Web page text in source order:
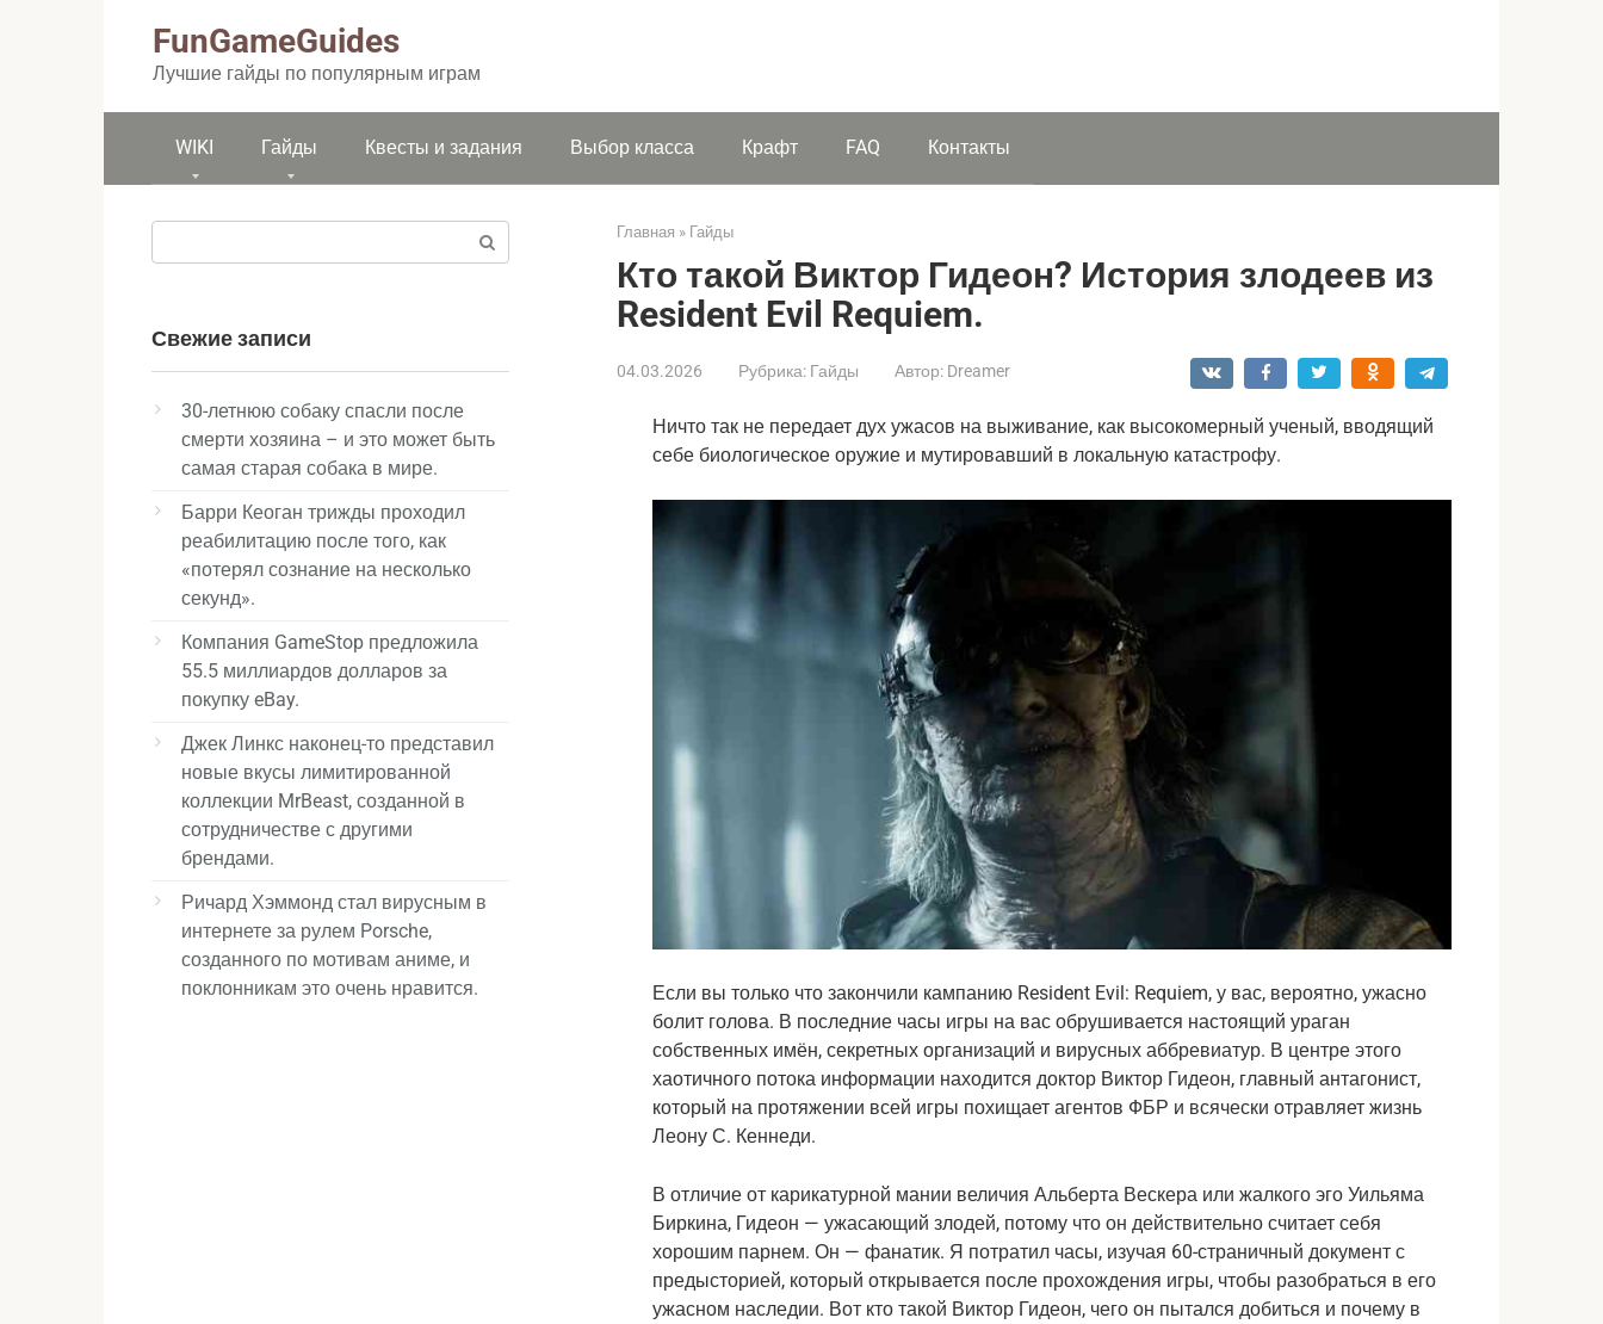
FunGameGuides
Лучшие гайды по популярным играм
WIKI Гайды Квесты и задания Выбор класса Крафт FAQ Контакты
Главная » Гайды
Кто такой Виктор Гидеон? История злодеев из
Resident Evil Requiem.
04.03.2026 Рубрика: Гайды Автор: Dreamer
Ничто так не передает дух ужасов на выживание, как высокомерный ученый, вводящий
себе биологическое оружие и мутировавший в локальную катастрофу.
Если вы только что закончили кампанию Resident Evil: Requiem, у вас, вероятно, ужасно
болит голова. В последние часы игры на вас обрушивается настоящий ураган
собственных имён, секретных организаций и вирусных аббревиатур. В центре этого
хаотичного потока информации находится доктор Виктор Гидеон, главный антагонист,
который на протяжении всей игры похищает агентов ФБР и всячески отравляет жизнь
Леону С. Кеннеди.
В отличие от карикатурной мании величия Альберта Вескера или жалкого эго Уильяма
Биркина, Гидеон — ужасающий злодей, потому что он действительно считает себя
хорошим парнем. Он — фанатик. Я потратил часы, изучая 60-страничный документ с
предысторией, который открывается после прохождения игры, чтобы разобраться в его
ужасном наследии. Вот кто такой Виктор Гидеон, чего он пытался добиться и почему в
Свежие записи
30-летнюю собаку спасли после
смерти хозяина – и это может быть
самая старая собака в мире.
Барри Кеоган трижды проходил
реабилитацию после того, как
«потерял сознание на несколько
секунд».
Компания GameStop предложила
55.5 миллиардов долларов за
покупку eBay.
Джек Линкс наконец-то представил
новые вкусы лимитированной
коллекции MrBeast, созданной в
сотрудничестве с другими
брендами.
Ричард Хэммонд стал вирусным в
интернете за рулем Porsche,
созданного по мотивам аниме, и
поклонникам это очень нравится.